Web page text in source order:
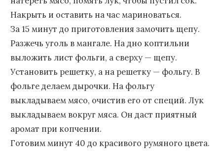
Накрыть и оставить на час мариноваться.
За 15 минут до приготовления замочить щепу.
Разжечь уголь в мангале. На дно коптильни
выложить лист фольги, а сверху — щепу.
Установить решетку, а на решетку — фольгу. В
фольге делаем дырочки. На фольгу
выкладываем мясо, очистив его от специй. Лук
выкладываем вокруг мяса. Он даст приятный
аромат при копчении.
Готовим минут 40 до красивого румяного цвета.